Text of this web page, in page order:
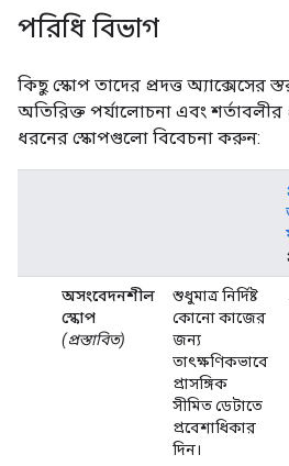
পরিধি বিভাগ
কিছু স্কোপ তাদের প্রদত্ত অ্যাক্সেসের
অতিরিক্ত পর্যালোচনা এবং
ধরনের স্কোপগুলো বিবেচনা করুন:
অসংবেদনশীল
স্কোপ
(প্রস্তাবিত)
শুধুমাত্র নির্দিষ্ট
কোনো কাজের
জন্য
তাৎক্ষণিকভাবে
প্রাসঙ্গিক
সীমিত ডেটাতে
প্রবেশাধিকার
দিন।